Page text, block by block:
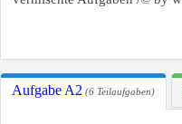
Aufgabe A2 (6 Teilaufgaben)